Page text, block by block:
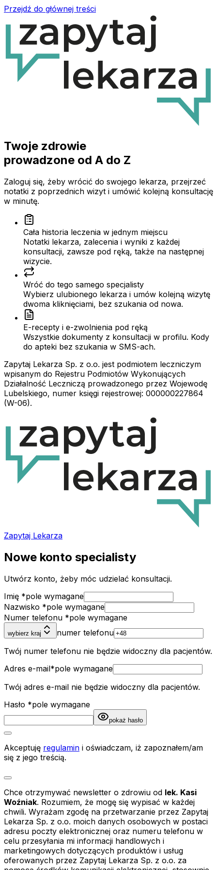
Przejdź do głównej treści
Twoje zdrowie
prowadzone od A do Z
Zaloguj się, żeby wrócić do swojego lekarza, przejrzeć
notatki z poprzednich wizyt i umówić kolejną konsultację
w minutę.
Cała historia leczenia w jednym miejscu
Notatki lekarza, zalecenia i wyniki z każdej
konsultacji, zawsze pod ręką, także na następnej
wizycie.
Wróć do tego samego specjalisty
Wybierz ulubionego lekarza i umów kolejną wizytę
dwoma kliknięciami, bez szukania od nowa.
E-recepty i e-zwolnienia pod ręką
Wszystkie dokumenty z konsultacji w profilu. Kody
do apteki bez szukania w SMS-ach.
Zapytaj Lekarza Sp. z o.o. jest podmiotem leczniczym
wpisanym do Rejestru Podmiotów Wykonujących
Działalność Leczniczą prowadzonego przez Wojewodę
Lubelskiego, numer księgi rejestrowej: 000000227864
(W-06).
Zapytaj Lekarza
Nowe konto specialisty
Utwórz konto, żeby móc udzielać konsultacji.
Imię *pole wymagane
Nazwisko *pole wymagane
Numer telefonu *pole wymagane
wybierz kraj
numer telefonu
Twój numer telefonu nie będzie widoczny dla pacjentów.
Adres e-mail*pole wymagane
Twój adres e-mail nie będzie widoczny dla pacjentów.
Hasło *pole wymagane
pokaż hasło
Akceptuję regulamin i oświadczam, iż zapoznałem/am
się z jego treścią.
Chce otrzymywać newsletter o zdrowiu od lek. Kasi
Woźniak. Rozumiem, że mogę się wypisać w każdej
chwili. Wyrażam zgodę na przetwarzanie przez Zapytaj
Lekarza Sp. z o.o. moich danych osobowych w postaci
adresu poczty elektronicznej oraz numeru telefonu w
celu przesyłania mi informacji handlowych i
marketingowych dotyczących produktów i usług
oferowanych przez Zapytaj Lekarza Sp. z o.o. za